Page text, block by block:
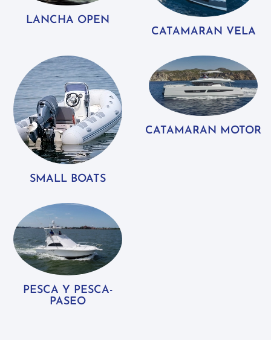
LANCHA OPEN
CATAMARAN VELA
SMALL BOATS
CATAMARAN MOTOR
PESCA Y PESCA-
PASEO